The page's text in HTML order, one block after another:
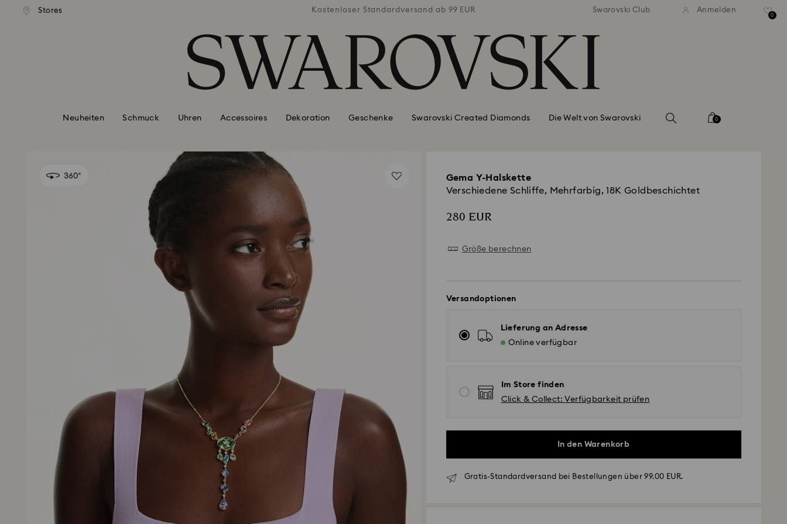
Liste Tastaturkürzel
Stores
Standardversand ab 99 EUR Kostenloser Standardversand ab 99 EUR Kostenloser Standardversand ab 99 EUR Kostenloser Standardversand
Swarovski Club Anmelden
0
Neuheiten Schmuck Uhren Accessoires Dekoration Geschenke Swarovski Created Diamonds Die Welt von Swarovski 0
Gema Y-Halskette
Verschiedene Schliffe, Mehrfarbig, 18K Goldbeschichtet
280 EUR
Größe berechnen
Versandoptionen
Lieferung an Adresse
Online verfügbar
Im Store finden
Click & Collect: Verfügbarkeit prüfen
In den Warenkorb
Gratis-Standardversand bei Bestellungen über 99.00 EUR.